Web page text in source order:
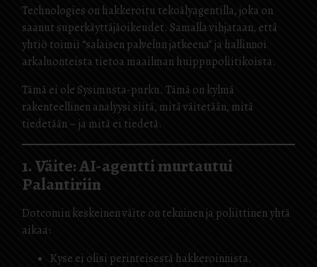
Technologies on hakkeroitu tekoälyagentilla, joka on
saanut superkäyttäjäoikeudet. Samalla vihjataan, että
yhtiö toimii “salaisen palvelun jatkeena” ja hallinnoi
arkaluonteista tietoa maailman huippupoliitikoista.
Tämä ei ole Sysimusta-purku. Tämä on kylmä
rakenteellinen analyysi siitä, mitä väitetään, mitä
tiedetään – ja mitä ei tiedetä.
1. Väite: AI-agentti murtautui
Palantiriin
Dotcomin keskeinen väite on tekninen ja poliittinen yhtä
aikaa:
Kyse ei olisi perinteisestä hakkeroinnista.